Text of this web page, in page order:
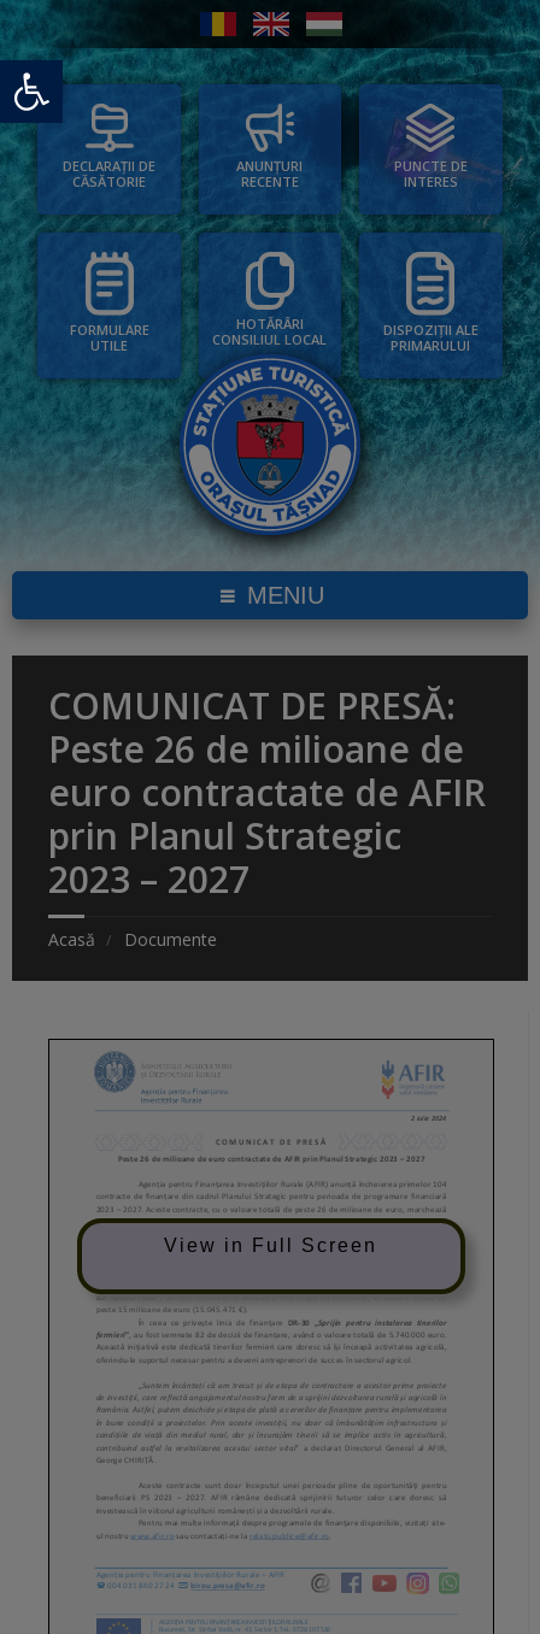
Deschide bara de unelte
DECLARAȚII DE
CĂSĂTORIE
ANUNȚURI
RECENTE
PUNCTE DE
INTERES
FORMULARE
UTILE
HOTĂRÂRI
CONSILIUL LOCAL
DISPOZIȚII ALE
PRIMARULUI
MENIU
COMUNICAT DE PRESĂ:
Peste 26 de milioane de
euro contractate de AFIR
prin Planul Strategic
2023 – 2027
Acasă Documente
View in Full Screen